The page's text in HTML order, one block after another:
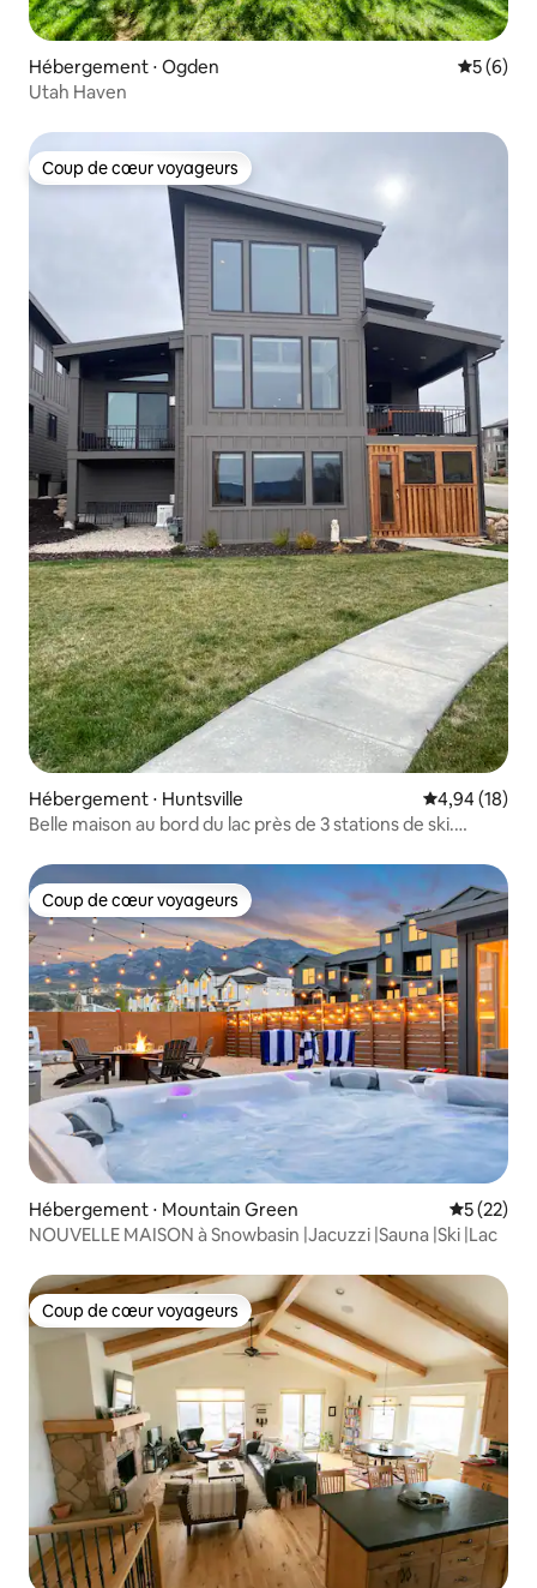
Hébergement ⋅ Ogden
5 (6)
Utah Haven
Coup de cœur voyageurs
Coup de cœur voyageurs
Hébergement ⋅ Huntsville Évaluation
4,94 (18)
Belle maison au bord du lac près de 3 stations de ski.
Coup de cœur voyageurs
Coup de cœur voyageurs
Hébergement ⋅ Mountain Green
5 (22)
NOUVELLE MAISON à Snowbasin |Jacuzzi |Sauna |Ski |Lac
Coup de cœur voyageurs
Coup de cœur voyageurs